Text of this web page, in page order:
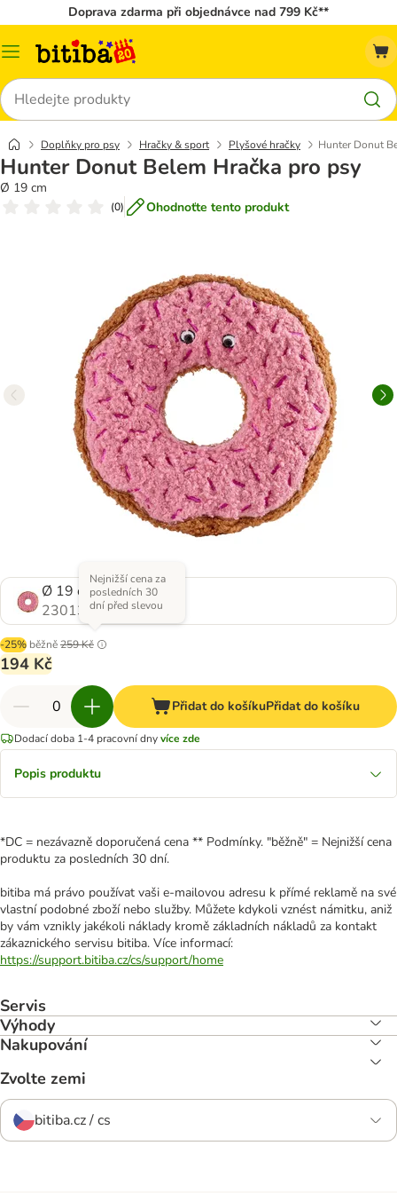
Doprava zdarma při objednávce nad 799 Kč**
Kategorie
Hledat
Doplňky pro psy Hračky & sport Plyšové hračky Hunter Donut
Hunter Donut Belem Hračka pro psy
Ø 19 cm
(0) Ohodnoťte tento produkt
Ø 19 cm
2301351.0
-25% běžně259 Kč
Nejnižší cena za
posledních 30
dní před slevou
194 Kč
Přidat do košíkuPřidat do košíku
Dodací doba 1-4 pracovní dnyvíce zde
Popis produktu
*DC = nezávazně doporučená cena ** Podmínky. "běžně" = Nejnižší cena
produktu za posledních 30 dní.
bitiba má právo používat vaši e-mailovou adresu k přímé reklamě na své
vlastní podobné zboží nebo služby. Můžete kdykoli vznést námitku, aniž
by vám vznikly jakékoli náklady kromě základních nákladů za kontakt
zákaznického servisu bitiba. Více informací:
https://support.bitiba.cz/cs/support/home
Servis
Výhody
Nakupování
Zvolte zemi
bitiba.cz / cs